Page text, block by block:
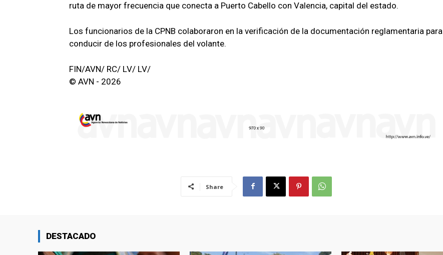
ruta de mayor frecuencia que conecta a Puerto Cabello con Valencia, capital del estado.
Los funcionarios de la CPNB colaboraron en la verificación de la documentación reglamentaria para
conducir de los profesionales del volante.
FIN/AVN/ RC/ LV/ LV/
© AVN - 2026
Share
DESTACADO